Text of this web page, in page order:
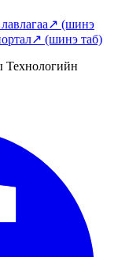
↗ (шинэ
↗ (шинэ таб)